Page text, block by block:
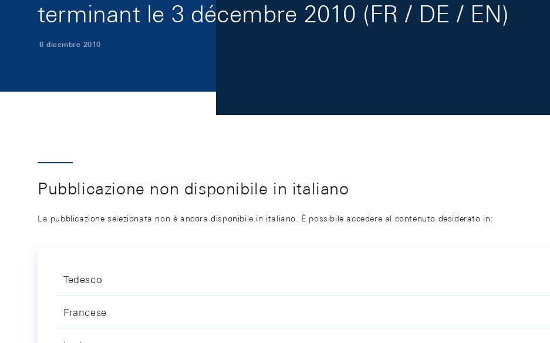
terminant le 3 décembre 2010 (FR / DE / EN)
6 dicembre 2010
Pubblicazione non disponibile in italiano
La pubblicazione selezionata non è ancora disponibile in italiano. È possibile accedere al contenuto desiderato in:
Tedesco
Francese